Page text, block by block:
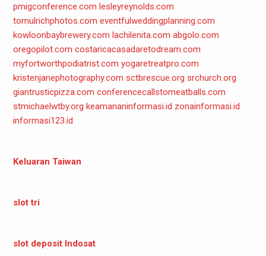
pmigconference.com lesleyreynolds.com
tomulrichphotos.com eventfulweddingplanning.com
kowloonbaybrewery.com lachilenita.com abgolo.com
oregopilot.com costaricacasadaretodream.com
myfortworthpodiatrist.com yogaretreatpro.com
kristenjanephotography.com sctbrescue.org srchurch.org
giantrusticpizza.com conferencecallstomeatballs.com
stmichaelwtby.org keamananinformasi.id zonainformasi.id
informasi123.id
Keluaran Taiwan
slot tri
slot deposit Indosat